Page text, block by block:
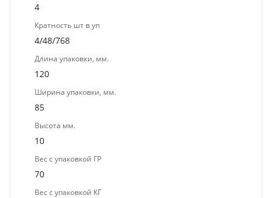
4
Кратность шт в уп
4/48/768
Длина упаковки, мм.
120
Ширина упаковки, мм.
85
Высота мм.
10
Вес с упаковкой ГР
70
Вес с упаковкой КГ